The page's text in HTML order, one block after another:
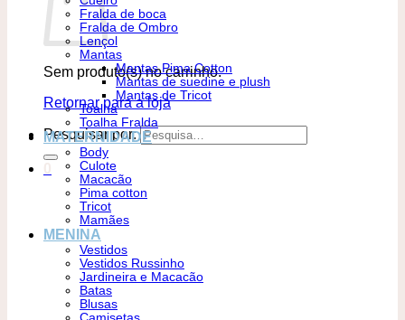
Sem produto(s) no carrinho.
Retornar para a loja
Pesquisar por:
Fralda de boca
Fralda de Ombro
Lençol
Mantas
Mantas Pima Cotton
Mantas de suedine e plush
Mantas de Tricot
Toalha
Toalha Fralda
MATERNIDADE
Body
Culote
Macacão
Pima cotton
Tricot
Mamães
MENINA
Vestidos
Vestidos Russinho
Jardineira e Macacão
Batas
Blusas